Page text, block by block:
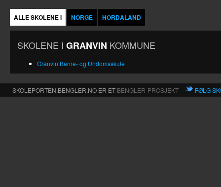
ALLE SKOLENE I NORGE HORDALAND
SKOLENE I GRANVIN KOMMUNE
Granvin Barne- og Undomsskule
SKOLEPORTEN.BENGLER.NO ER ET BENGLER-PROSJEKT FØLG